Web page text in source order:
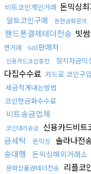
비트코인개인거래 돈믹싱
알트코인구매
돈현금화문의
핸드폰결제테더전송 빗
면거래
sol판매처
신용카드코인충전 정치자금믹
다집수수료 카드로 코인구입
세금적게내는방법
코인현금화수수료
비트송금업체
코인대리송금 신용카드비트
금세탁
돈믹싱 솔라나전
송대행
돈믹싱해외거래소
문화상품권테더전송 리플코